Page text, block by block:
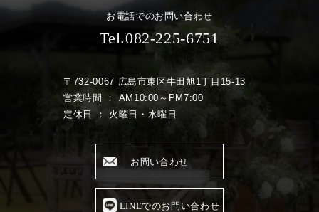
お電話でのお問い合わせ
Tel.082-225-6751
〒732-0067 広島市東区牛田旭1丁目15-13
営業時間 ： AM10:00～PM7:00
定休日 ： 火曜日・水曜日
お問い合わせ
LINEでのお問い合わせ